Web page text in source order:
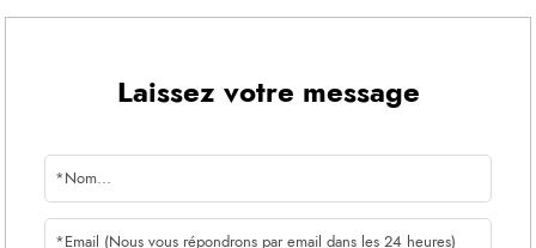
Laissez votre message